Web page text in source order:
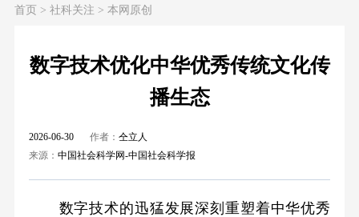
首页> 社科关注 > 本网原创
数字技术优化中华优秀传统文化传
播生态
2026-06-30 作者： 仝立人
来源： 中国社会科学网-中国社会科学报
数字技术的迅猛发展深刻重塑着中华优秀